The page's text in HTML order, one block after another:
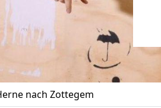
nach Zottegem